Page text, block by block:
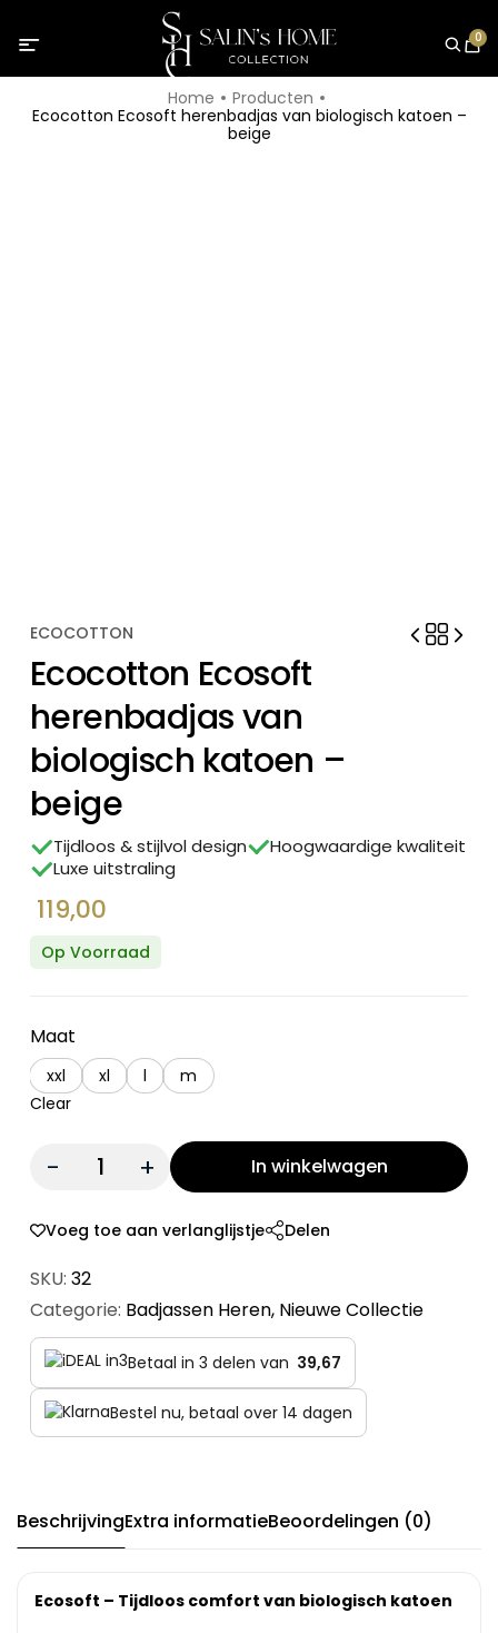
0
Home
Producten
Ecocotton Ecosoft herenbadjas van biologisch katoen –
beige
ECOCOTTON
Ecocotton Ecosoft
herenbadjas van
biologisch katoen –
beige
Tijdloos & stijlvol design
Hoogwaardige kwaliteit
Luxe uitstraling
119,00
Op Voorraad
Maat
xxl xl l
m
Clear
Quantity: In winkelwagen
Voeg toe aan verlanglijstje Delen
SKU: 32
Categorie: Badjassen Heren, Nieuwe Collectie
Betaal in 3 delen van 39,67
Bestel nu, betaal over 14 dagen
BeschrijvingExtra informatieBeoordelingen (0)
Ecosoft – Tijdloos comfort van biologisch katoen